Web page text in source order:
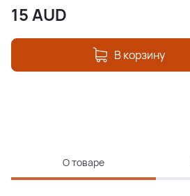
15 AUD
В корзину
О товаре